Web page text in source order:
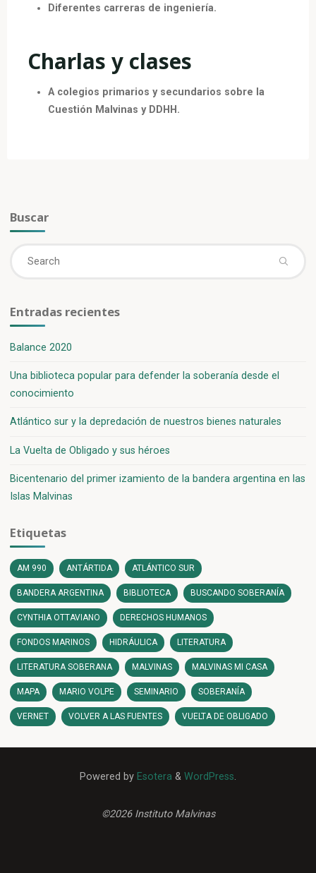
Diferentes carreras de ingeniería.
Charlas y clases
A colegios primarios y secundarios sobre la
Cuestión Malvinas y DDHH.
Buscar
Search
Entradas recientes
Balance 2020
Una biblioteca popular para defender la soberanía desde el
conocimiento
Atlántico sur y la depredación de nuestros bienes naturales
La Vuelta de Obligado y sus héroes
Bicentenario del primer izamiento de la bandera argentina en las
Islas Malvinas
Etiquetas
AM 990 ANTÁRTIDA ATLÁNTICO SUR
BANDERA ARGENTINA BIBLIOTECA BUSCANDO SOBERANÍA
CYNTHIA OTTAVIANO DERECHOS HUMANOS
FONDOS MARINOS HIDRÁULICA LITERATURA
LITERATURA SOBERANA MALVINAS MALVINAS MI CASA
MAPA MARIO VOLPE SEMINARIO SOBERANÍA
VERNET VOLVER A LAS FUENTES VUELTA DE OBLIGADO
Powered by Esotera & WordPress.
©2026 Instituto Malvinas